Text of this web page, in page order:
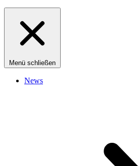
Menü schließen
News